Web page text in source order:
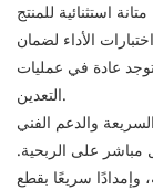
متانة استثنائية للمنتج
الأداء لضمان
توجد عادة في عمليات
التعدين.
والدعم الفني
مباشر على الربحية.
وإمدادًا سريعًا بقطع